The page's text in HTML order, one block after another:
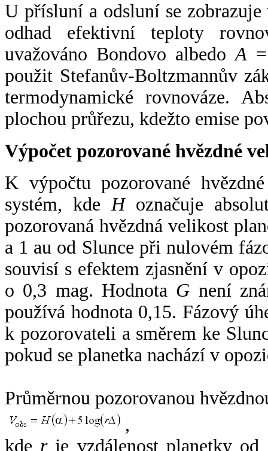
U přísluní a odsluní se
odhad efektivní teploty
uvažováno Bondovo albedoA
použit Stefanův-Boltzmannův
termodynamické rovnováze.
plochou průřezu, kdežto emise
Výpočet pozorované hvězdné
K výpočtu pozorované
systém, kde Hoznačuje
pozorovaná hvězdná velikost
a 1 au od Slunce při nulovém
souvisí s efektem zjasnění v
o 0,3 mag. Hodnota G není
používá hodnota 0,15. Fázový
k pozorovateli a směrem ke
pokud se planetka nachází v
Průměrnou pozorovanou
,
kde rje vzdálenost planetky od